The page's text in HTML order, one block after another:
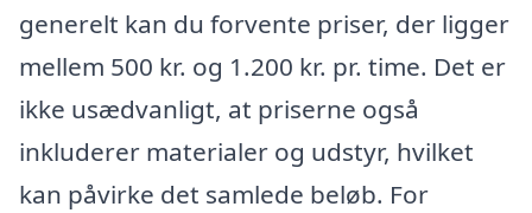
generelt kan du forvente priser, der ligger
mellem 500 kr. og 1.200 kr. pr. time. Det er
ikke usædvanligt, at priserne også
inkluderer materialer og udstyr, hvilket
kan påvirke det samlede beløb. For